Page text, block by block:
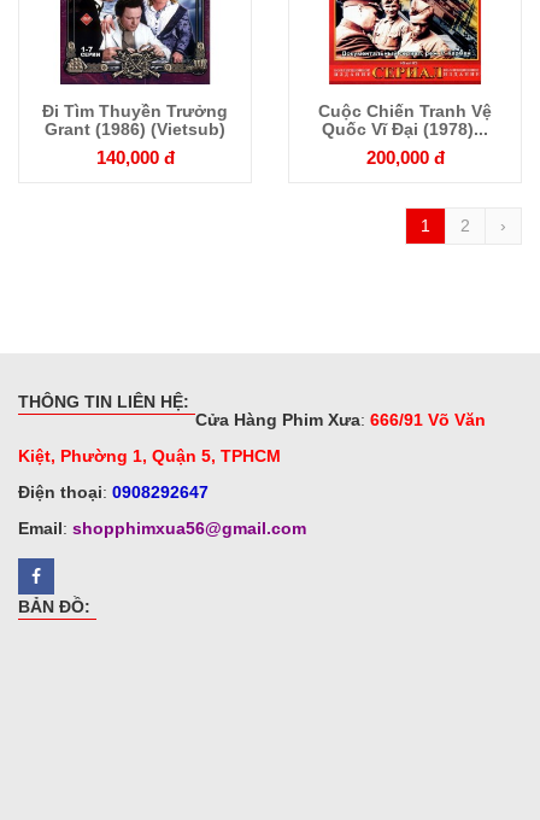
Chi tiết
Đi Tìm Thuyền Trưởng
Grant (1986) (Vietsub)
140,000 đ
Chi tiết
Cuộc Chiến Tranh Vệ
Quốc Vĩ Đại (1978)...
200,000 đ
1 2 ›
THÔNG TIN LIÊN HỆ:
Cửa Hàng Phim Xưa: 666/91 Võ Văn
Kiệt, Phường 1, Quận 5, TPHCM
Điện thoại: 0908292647
Email: shopphimxua56@gmail.com
BẢN ĐỒ: